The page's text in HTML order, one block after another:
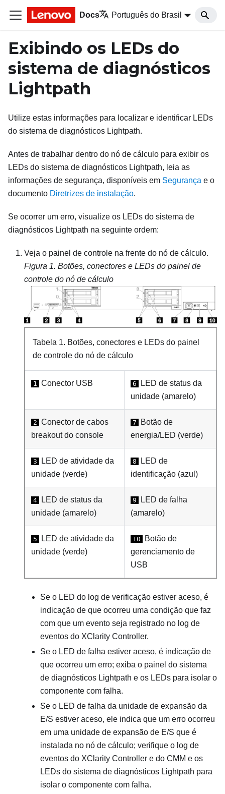
Docs Português do Brasil
Exibindo os LEDs do
sistema de diagnósticos
Lightpath
Utilize estas informações para localizar e identificar LEDs
do sistema de diagnósticos Lightpath.
Antes de trabalhar dentro do nó de cálculo para exibir os
LEDs do sistema de diagnósticos Lightpath, leia as
informações de segurança, disponíveis em Segurança e o
documento Diretrizes de instalação.
Se ocorrer um erro, visualize os LEDs do sistema de
diagnósticos Lightpath na seguinte ordem:
Veja o painel de controle na frente do nó de cálculo.
Figura 1. Botões, conectores e LEDs do painel de
controle do nó de cálculo
Tabela 1. Botões, conectores e LEDs do painel
de controle do nó de cálculo
1 Conector USB 6
LED de status da
unidade (amarelo)
2 Conector de cabos
breakout do console
7
Botão de
energia/LED (verde)
3
LED de atividade da
unidade (verde)
8
LED de
identificação (azul)
4
LED de status da
unidade (amarelo)
9
LED de falha
(amarelo)
5
LED de atividade da
unidade (verde)
10
Botão de
gerenciamento de
USB
Se o LED do log de verificação estiver aceso, é
indicação de que ocorreu uma condição que faz
com que um evento seja registrado no log de
eventos do XClarity Controller.
Se o LED de falha estiver aceso, é indicação de
que ocorreu um erro; exiba o painel do sistema
de diagnósticos Lightpath e os LEDs para isolar o
componente com falha.
Se o LED de falha da unidade de expansão da
E/S estiver aceso, ele indica que um erro ocorreu
em uma unidade de expansão de E/S que é
instalada no nó de cálculo; verifique o log de
eventos do XClarity Controller e do CMM e os
LEDs do sistema de diagnósticos Lightpath para
isolar o componente com falha.